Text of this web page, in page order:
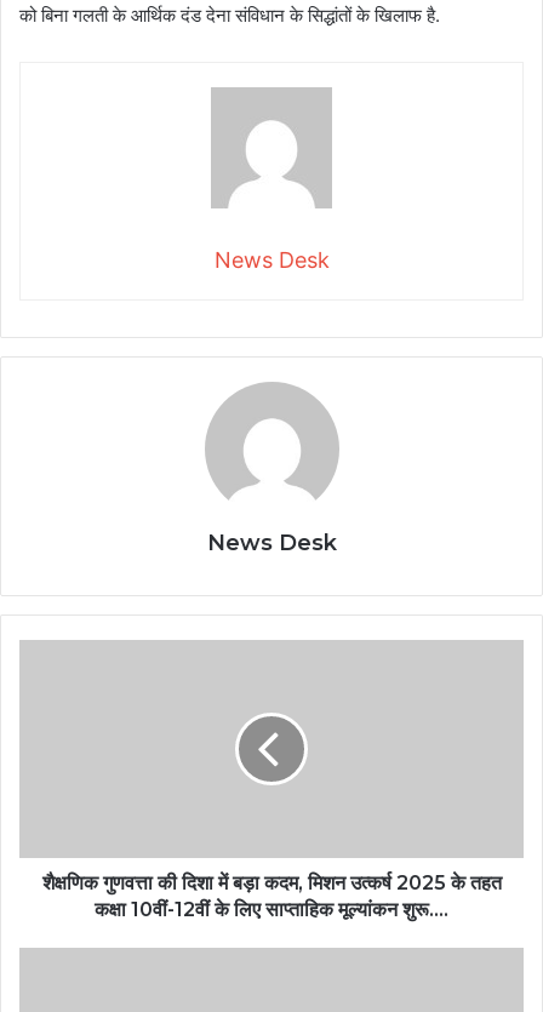
को बिना गलती के आर्थिक दंड देना संविधान के सिद्धांतों के खिलाफ है.
News Desk
News Desk
शैक्षणिक गुणवत्ता की दिशा में बड़ा कदम, मिशन उत्कर्ष 2025 के तहत
कक्षा 10वीं-12वीं के लिए साप्ताहिक मूल्यांकन शुरू….